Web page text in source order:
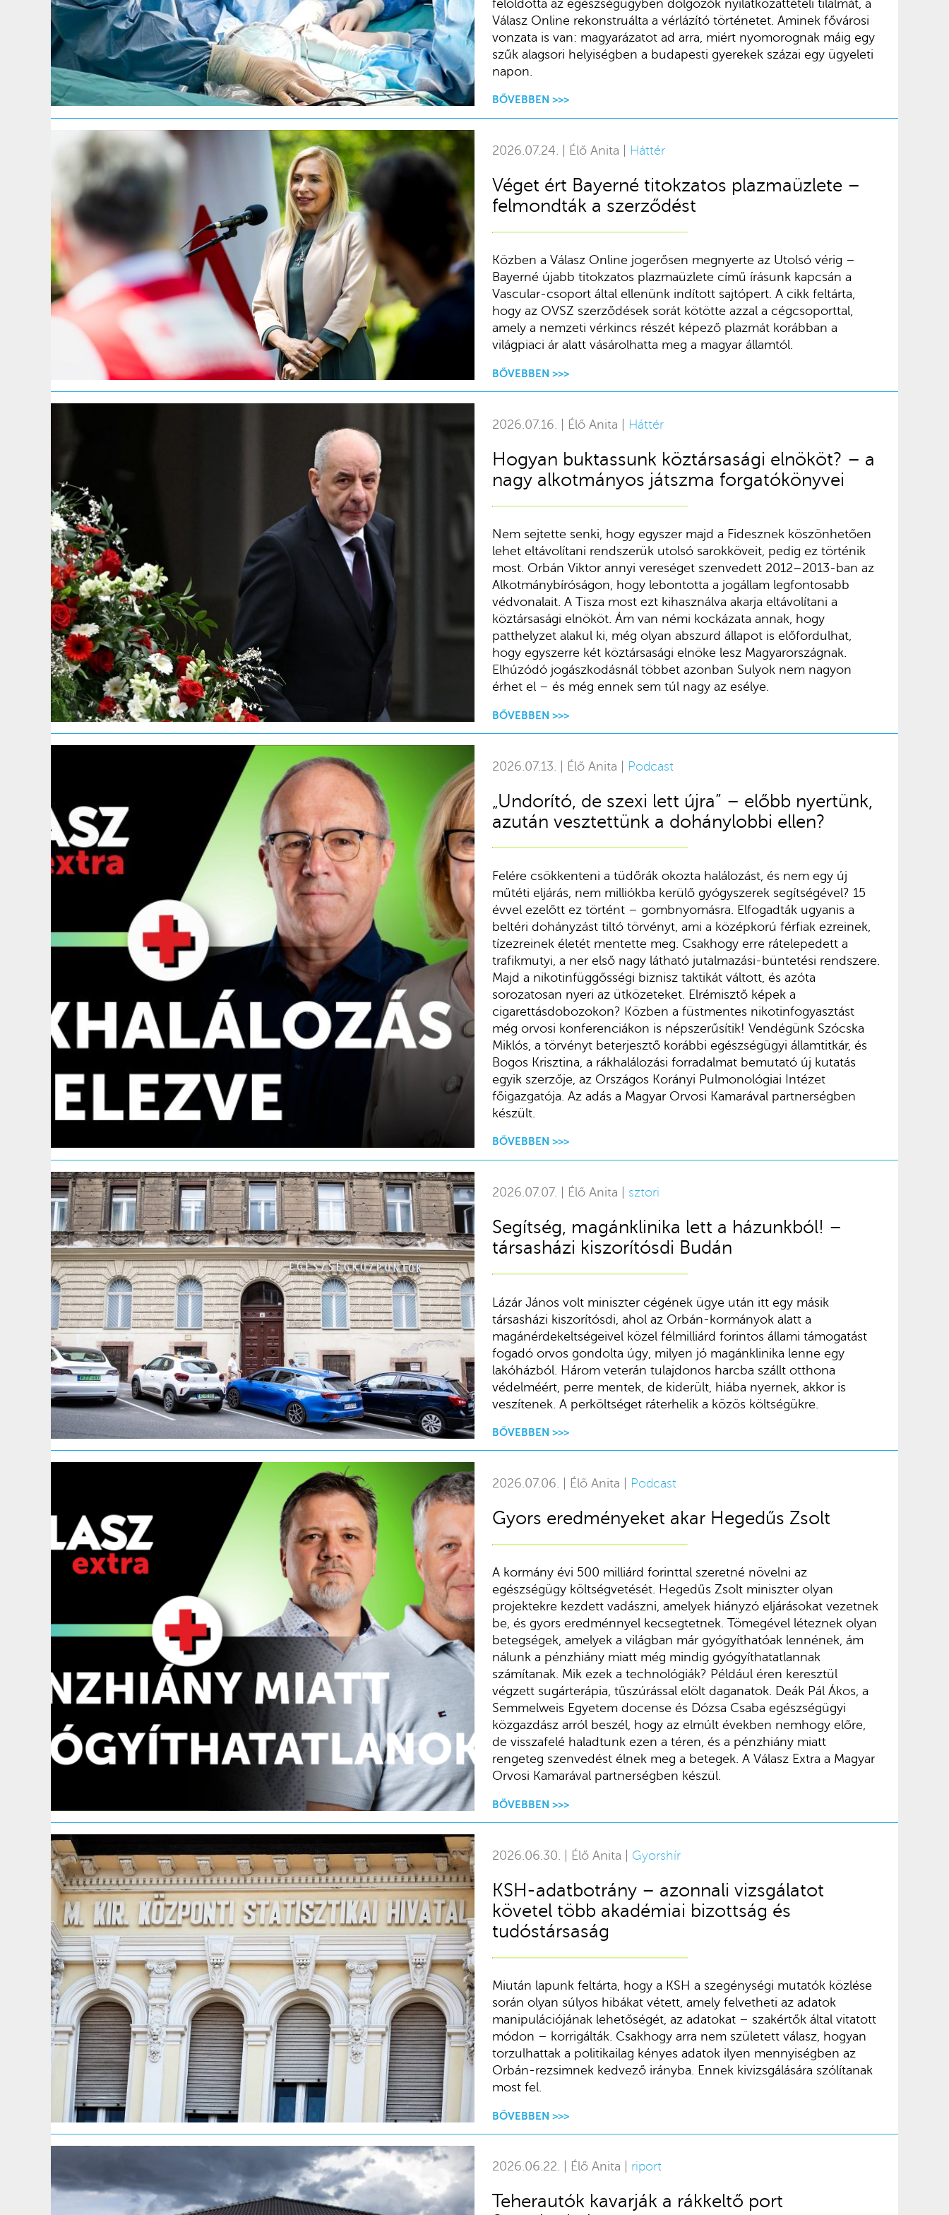
feloldotta az egészségügyben dolgozók nyilatkozattételi tilalmát, a
Válasz Online rekonstruálta a vérlázító történetet. Aminek fővárosi
vonzata is van: magyarázatot ad arra, miért nyomorognak máig egy
szűk alagsori helyiségben a budapesti gyerekek százai egy ügyeleti
napon.
BŐVEBBEN >>>
2026.07.24. | Élő Anita | Háttér
Véget ért Bayerné titokzatos plazmaüzlete –
felmondták a szerződést
Közben a Válasz Online jogerősen megnyerte az Utolsó vérig –
Bayerné újabb titokzatos plazmaüzlete című írásunk kapcsán a
Vascular-csoport által ellenünk indított sajtópert. A cikk feltárta,
hogy az OVSZ szerződések sorát kötötte azzal a cégcsoporttal,
amely a nemzeti vérkincs részét képező plazmát korábban a
világpiaci ár alatt vásárolhatta meg a magyar államtól.
BŐVEBBEN >>>
2026.07.16. | Élő Anita | Háttér
Hogyan buktassunk köztársasági elnököt? – a
nagy alkotmányos játszma forgatókönyvei
Nem sejtette senki, hogy egyszer majd a Fidesznek köszönhetően
lehet eltávolítani rendszerük utolsó sarokköveit, pedig ez történik
most. Orbán Viktor annyi vereséget szenvedett 2012–2013-ban az
Alkotmánybíróságon, hogy lebontotta a jogállam legfontosabb
védvonalait. A Tisza most ezt kihasználva akarja eltávolítani a
köztársasági elnököt. Ám van némi kockázata annak, hogy
patthelyzet alakul ki, még olyan abszurd állapot is előfordulhat,
hogy egyszerre két köztársasági elnöke lesz Magyarországnak.
Elhúzódó jogászkodásnál többet azonban Sulyok nem nagyon
érhet el – és még ennek sem túl nagy az esélye.
BŐVEBBEN >>>
2026.07.13. | Élő Anita | Podcast
„Undorító, de szexi lett újra” – előbb nyertünk,
azután vesztettünk a dohánylobbi ellen?
Felére csökkenteni a tüdőrák okozta halálozást, és nem egy új
műtéti eljárás, nem milliókba kerülő gyógyszerek segítségével? 15
évvel ezelőtt ez történt – gombnyomásra. Elfogadták ugyanis a
beltéri dohányzást tiltó törvényt, ami a középkorú férfiak ezreinek,
tízezreinek életét mentette meg. Csakhogy erre rátelepedett a
trafikmutyi, a ner első nagy látható jutalmazási-büntetési rendszere.
Majd a nikotinfüggősségi biznisz taktikát váltott, és azóta
sorozatosan nyeri az ütközeteket. Elrémisztő képek a
cigarettásdobozokon? Közben a füstmentes nikotinfogyasztást
még orvosi konferenciákon is népszerűsítik! Vendégünk Szócska
Miklós, a törvényt beterjesztő korábbi egészségügyi államtitkár, és
Bogos Krisztina, a rákhalálozási forradalmat bemutató új kutatás
egyik szerzője, az Országos Korányi Pulmonológiai Intézet
főigazgatója. Az adás a Magyar Orvosi Kamarával partnerségben
készült.
BŐVEBBEN >>>
2026.07.07. | Élő Anita | sztori
Segítség, magánklinika lett a házunkból! –
társasházi kiszorítósdi Budán
Lázár János volt miniszter cégének ügye után itt egy másik
társasházi kiszorítósdi, ahol az Orbán-kormányok alatt a
magánérdekeltségeivel közel félmilliárd forintos állami támogatást
fogadó orvos gondolta úgy, milyen jó magánklinika lenne egy
lakóházból. Három veterán tulajdonos harcba szállt otthona
védelméért, perre mentek, de kiderült, hiába nyernek, akkor is
veszítenek. A perköltséget ráterhelik a közös költségükre.
BŐVEBBEN >>>
2026.07.06. | Élő Anita | Podcast
Gyors eredményeket akar Hegedűs Zsolt
A kormány évi 500 milliárd forinttal szeretné növelni az
egészségügy költségvetését. Hegedűs Zsolt miniszter olyan
projektekre kezdett vadászni, amelyek hiányzó eljárásokat vezetnek
be, és gyors eredménnyel kecsegtetnek. Tömegével léteznek olyan
betegségek, amelyek a világban már gyógyíthatóak lennének, ám
nálunk a pénzhiány miatt még mindig gyógyíthatatlannak
számítanak. Mik ezek a technológiák? Például éren keresztül
végzett sugárterápia, tűszúrással elölt daganatok. Deák Pál Ákos, a
Semmelweis Egyetem docense és Dózsa Csaba egészségügyi
közgazdász arról beszél, hogy az elmúlt években nemhogy előre,
de visszafelé haladtunk ezen a téren, és a pénzhiány miatt
rengeteg szenvedést élnek meg a betegek. A Válasz Extra a Magyar
Orvosi Kamarával partnerségben készül.
BŐVEBBEN >>>
2026.06.30. | Élő Anita | Gyorshír
KSH-adatbotrány – azonnali vizsgálatot
követel több akadémiai bizottság és
tudóstársaság
Miután lapunk feltárta, hogy a KSH a szegénységi mutatók közlése
során olyan súlyos hibákat vétett, amely felvetheti az adatok
manipulációjának lehetőségét, az adatokat – szakértők által vitatott
módon – korrigálták. Csakhogy arra nem született válasz, hogyan
torzulhattak a politikailag kényes adatok ilyen mennyiségben az
Orbán-rezsimnek kedvező irányba. Ennek kivizsgálására szólítanak
most fel.
BŐVEBBEN >>>
2026.06.22. | Élő Anita | riport
Teherautók kavarják a rákkeltő port